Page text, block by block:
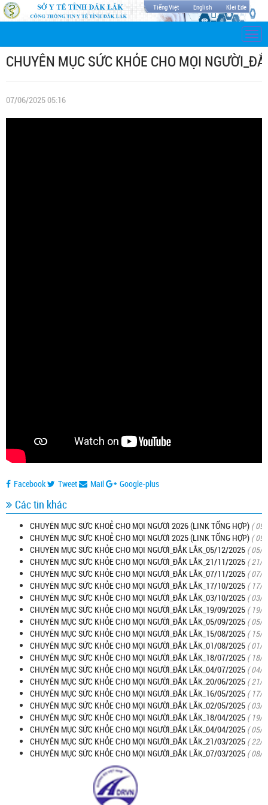
Tiếng Việt English Klei Ede
CHUYÊN MỤC SỨC KHỎE CHO MỌI
07/06/2025 05:16
Facebook Tweet Mail Google-plus
Các tin khác
CHUYÊN MỤC SỨC KHOẺ CHO MỌI NGƯỜI 2026 (LINK TỔNG HỢP) (
CHUYÊN MỤC SỨC KHOẺ CHO MỌI NGƯỜI 2025 (LINK TỔNG HỢP) (
CHUYÊN MỤC SỨC KHỎE CHO MỌI NGƯỜI_ĐẮK LẮK_05/12/2025 ( 05/
CHUYÊN MỤC SỨC KHỎE CHO MỌI NGƯỜI_ĐẮK LẮK_21/11/2025 ( 21/
CHUYÊN MỤC SỨC KHỎE CHO MỌI NGƯỜI_ĐẮK LẮK_07/11/2025 ( 07/
CHUYÊN MỤC SỨC KHỎE CHO MỌI NGƯỜI_ĐẮK LẮK_17/10/2025 ( 17/
CHUYÊN MỤC SỨC KHỎE CHO MỌI NGƯỜI_ĐẮK LẮK_03/10/2025 ( 03/
CHUYÊN MỤC SỨC KHỎE CHO MỌI NGƯỜI_ĐẮK LẮK_19/09/2025 ( 19/
CHUYÊN MỤC SỨC KHỎE CHO MỌI NGƯỜI_ĐẮK LẮK_05/09/2025 ( 05/
CHUYÊN MỤC SỨC KHỎE CHO MỌI NGƯỜI_ĐẮK LẮK_15/08/2025 ( 15/
CHUYÊN MỤC SỨC KHỎE CHO MỌI NGƯỜI_ĐẮK LẮK_01/08/2025 ( 01/
CHUYÊN MỤC SỨC KHỎE CHO MỌI NGƯỜI_ĐẮK LẮK_18/07/2025 ( 18/
CHUYÊN MỤC SỨC KHỎE CHO MỌI NGƯỜI_ĐẮK LẮK_04/07/2025 ( 04/
CHUYÊN MỤC SỨC KHỎE CHO MỌI NGƯỜI_ĐẮK LẮK_20/06/2025 ( 21/
CHUYÊN MỤC SỨC KHỎE CHO MỌI NGƯỜI_ĐẮK LẮK_16/05/2025 ( 17/
CHUYÊN MỤC SỨC KHỎE CHO MỌI NGƯỜI_ĐẮK LẮK_02/05/2025 ( 03/
CHUYÊN MỤC SỨC KHỎE CHO MỌI NGƯỜI_ĐẮK LẮK_18/04/2025 ( 19/
CHUYÊN MỤC SỨC KHỎE CHO MỌI NGƯỜI_ĐẮK LẮK_04/04/2025 ( 05/
CHUYÊN MỤC SỨC KHỎE CHO MỌI NGƯỜI_ĐẮK LẮK_21/03/2025 ( 22/
CHUYÊN MỤC SỨC KHỎE CHO MỌI NGƯỜI_ĐẮK LẮK_07/03/2025 ( 08/